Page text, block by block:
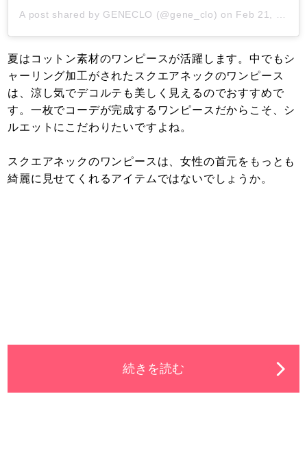
A post shared by GENECLO (@gene_clo) on Feb 21, 2019 at 5:04am PST
夏はコットン素材のワンピースが活躍します。中でもシ
ャーリング加工がされたスクエアネックのワンピース
は、涼し気でデコルテも美しく見えるのでおすすめで
す。一枚でコーデが完成するワンピースだからこそ、シ
ルエットにこだわりたいですよね。
スクエアネックのワンピースは、女性の首元をもっとも
綺麗に見せてくれるアイテムではないでしょうか。
続きを読む